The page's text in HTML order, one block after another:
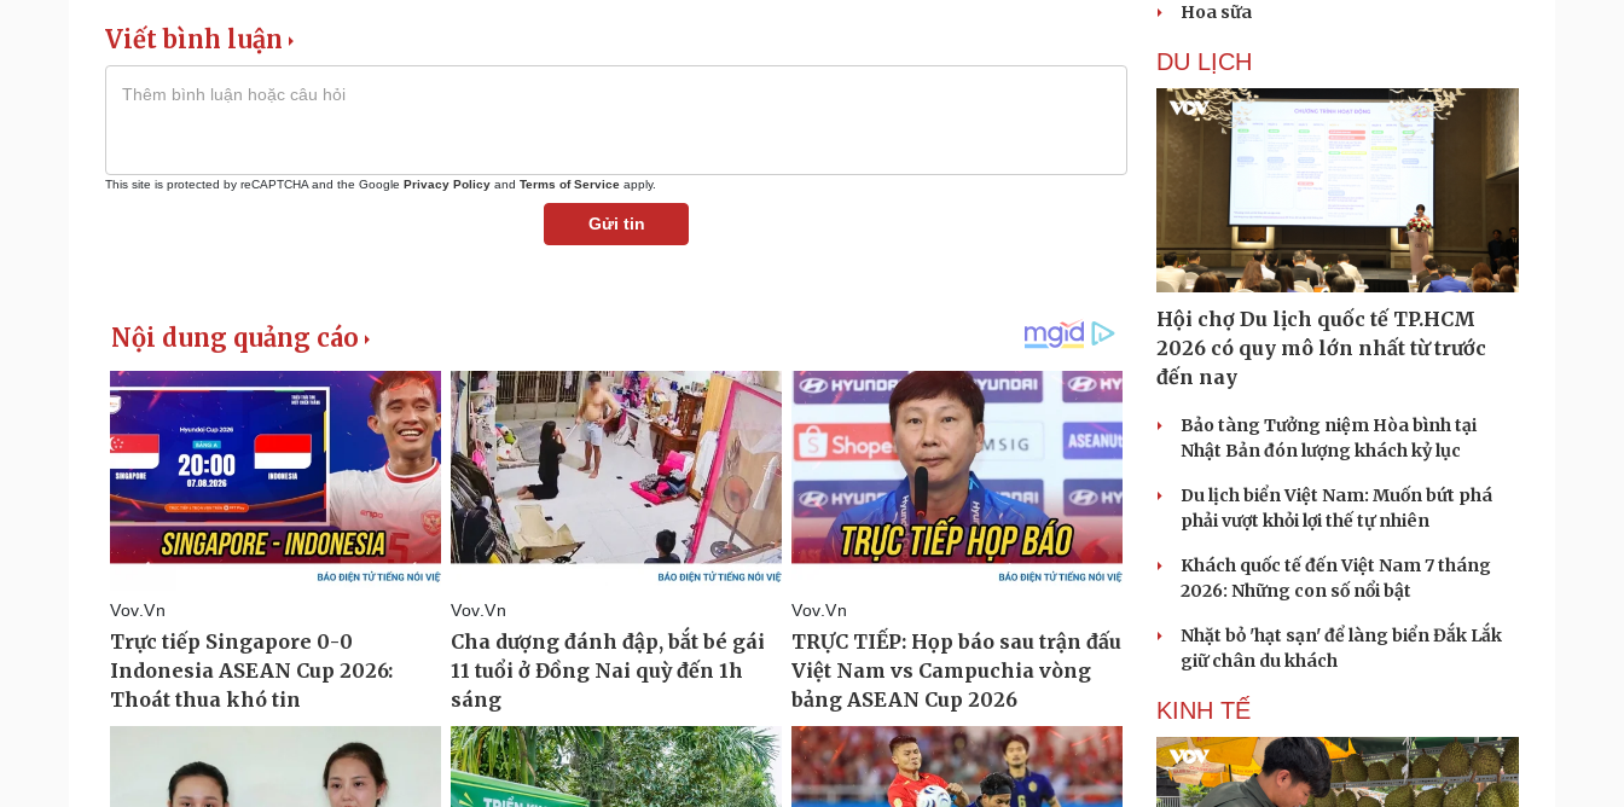
Viết bình luận
This site is protected by reCAPTCHA and the Google Privacy Policy and Terms of Service apply.
Gửi tin
Hoa sữa
DU LỊCH
Hội chợ Du lịch quốc tế TP.HCM
2026 có quy mô lớn nhất từ trước
đến nay
Bảo tàng Tưởng niệm Hòa bình tại
Nhật Bản đón lượng khách kỷ lục
Du lịch biển Việt Nam: Muốn bứt phá
phải vượt khỏi lợi thế tự nhiên
Khách quốc tế đến Việt Nam 7 tháng
2026: Những con số nổi bật
Nhặt bỏ 'hạt sạn' để làng biển Đắk Lắk
giữ chân du khách
KINH TẾ